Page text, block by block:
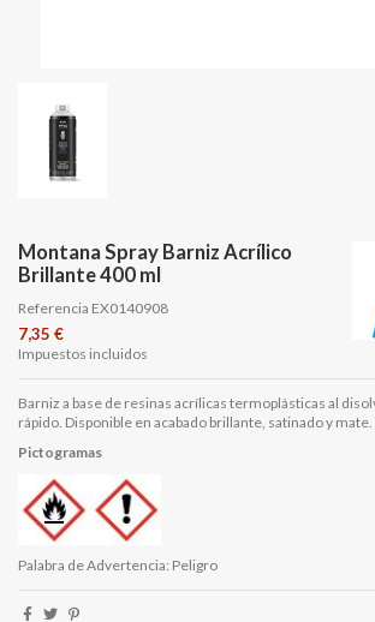
Montana Spray Barniz Acrílico
Brillante 400 ml
Referencia EX0140908
7,35 €
Impuestos incluidos
Barniz a base de resinas acrílicas termoplásticas al
rápido. Disponible en acabado brillante, satinado y mate.
Pictogramas
Palabra de Advertencia: Peligro